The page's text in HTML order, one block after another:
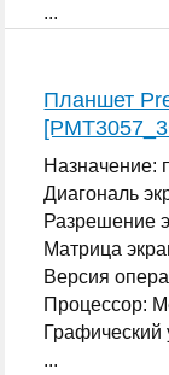
...
Планшет
Назначение:
Диагональ
Разрешение
Матрица
Версия
Процессор:
Графический
...